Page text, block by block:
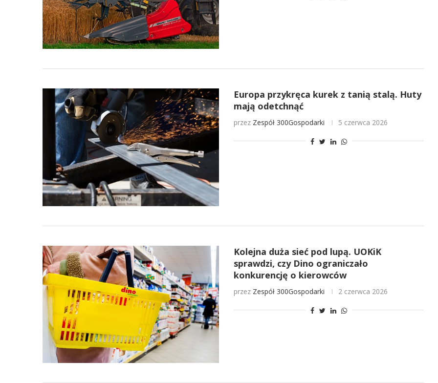
Europa przykręca kurek z tanią stalą. Huty
mają odetchnąć
przez Zespół 300Gospodarki 5 czerwca 2026
Kolejna duża sieć pod lupą. UOKiK
sprawdzi, czy Dino ograniczało
konkurencję o kierowców
przez Zespół 300Gospodarki 2 czerwca 2026